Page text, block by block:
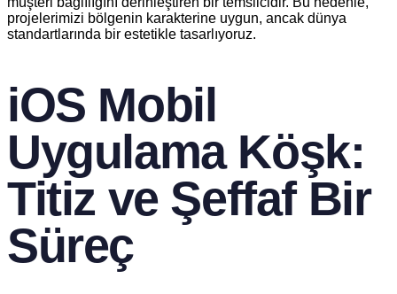
projelerimizi bölgenin karakterine uygun, ancak dünya
standartlarında bir estetikle tasarlıyoruz.
iOS Mobil
Uygulama Köşk:
Titiz ve Şeffaf Bir
Süreç